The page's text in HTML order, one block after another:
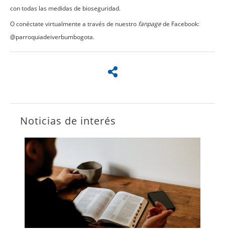
con todas las medidas de bioseguridad.
O conéctate virtualmente a través de nuestro fanpagede Facebook:
@parroquiadeiverbumbogota.
Noticias de interés